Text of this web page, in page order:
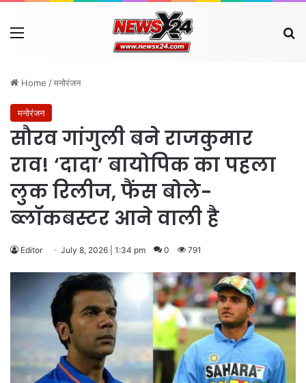
Menu
Home /मनोरंजन
मनोरंजन
सौरव गांगुली बने राजकुमार
राव! ‘दादा’ बायोपिक का पहला
लुक रिलीज, फैंस बोले-
ब्लॉकबस्टर आने वाली है
Editor July 8, 2026 | 1:34 pm 0 791